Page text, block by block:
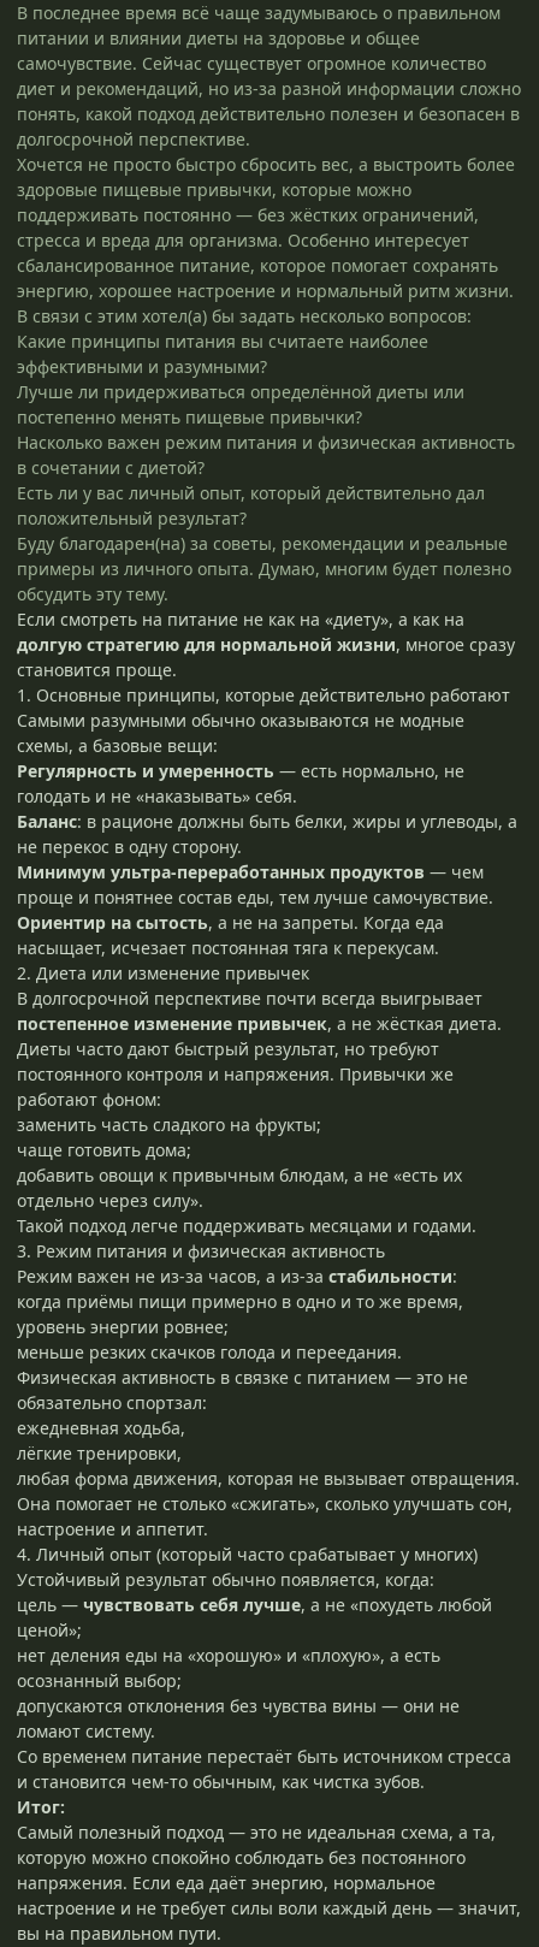
В последнее время всё чаще задумываюсь о правильном
питании и влиянии диеты на здоровье и общее
самочувствие. Сейчас существует огромное количество
диет и рекомендаций, но из-за разной информации сложно
понять, какой подход действительно полезен и безопасен в
долгосрочной перспективе.
Хочется не просто быстро сбросить вес, а выстроить более
здоровые пищевые привычки, которые можно
поддерживать постоянно — без жёстких ограничений,
стресса и вреда для организма. Особенно интересует
сбалансированное питание, которое помогает сохранять
энергию, хорошее настроение и нормальный ритм жизни.
В связи с этим хотел(а) бы задать несколько вопросов:
Какие принципы питания вы считаете наиболее
эффективными и разумными?
Лучше ли придерживаться определённой диеты или
постепенно менять пищевые привычки?
Насколько важен режим питания и физическая активность
в сочетании с диетой?
Есть ли у вас личный опыт, который действительно дал
положительный результат?
Буду благодарен(на) за советы, рекомендации и реальные
примеры из личного опыта. Думаю, многим будет полезно
обсудить эту тему.
Если смотреть на питание не как на «диету», а как на
долгую стратегию для нормальной жизни, многое сразу
становится проще.
1. Основные принципы, которые действительно работают
Самыми разумными обычно оказываются не модные
схемы, а базовые вещи:
Регулярность и умеренность — есть нормально, не
голодать и не «наказывать» себя.
Баланс: в рационе должны быть белки, жиры и углеводы, а
не перекос в одну сторону.
Минимум ультра-переработанных продуктов — чем
проще и понятнее состав еды, тем лучше самочувствие.
Ориентир на сытость, а не на запреты. Когда еда
насыщает, исчезает постоянная тяга к перекусам.
2. Диета или изменение привычек
В долгосрочной перспективе почти всегда выигрывает
постепенное изменение привычек, а не жёсткая диета.
Диеты часто дают быстрый результат, но требуют
постоянного контроля и напряжения. Привычки же
работают фоном:
заменить часть сладкого на фрукты;
чаще готовить дома;
добавить овощи к привычным блюдам, а не «есть их
отдельно через силу».
Такой подход легче поддерживать месяцами и годами.
3. Режим питания и физическая активность
Режим важен не из-за часов, а из-за стабильности:
когда приёмы пищи примерно в одно и то же время,
уровень энергии ровнее;
меньше резких скачков голода и переедания.
Физическая активность в связке с питанием — это не
обязательно спортзал:
ежедневная ходьба,
лёгкие тренировки,
любая форма движения, которая не вызывает отвращения.
Она помогает не столько «сжигать», сколько улучшать сон,
настроение и аппетит.
4. Личный опыт (который часто срабатывает у многих)
Устойчивый результат обычно появляется, когда:
цель — чувствовать себя лучше, а не «похудеть любой
ценой»;
нет деления еды на «хорошую» и «плохую», а есть
осознанный выбор;
допускаются отклонения без чувства вины — они не
ломают систему.
Со временем питание перестаёт быть источником стресса
и становится чем-то обычным, как чистка зубов.
Итог:
Самый полезный подход — это не идеальная схема, а та,
которую можно спокойно соблюдать без постоянного
напряжения. Если еда даёт энергию, нормальное
настроение и не требует силы воли каждый день — значит,
вы на правильном пути.